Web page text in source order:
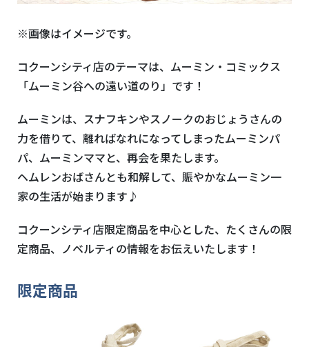
※画像はイメージです。
コクーンシティ店のテーマは、ムーミン・コミックス
「ムーミン谷への遠い道のり」です！
ムーミンは、スナフキンやスノークのおじょうさんの
力を借りて、離ればなれになってしまったムーミンパ
パ、ムーミンママと、再会を果たします。
ヘムレンおばさんとも和解して、賑やかなムーミン一
家の生活が始まります♪
コクーンシティ店限定商品を中心とした、たくさんの限
定商品、ノベルティの情報をお伝えいたします！
限定商品